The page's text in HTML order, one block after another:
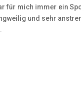
für mich immer ein
und sehr